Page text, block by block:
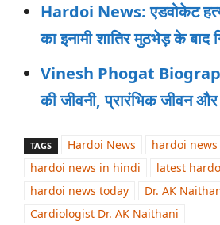
Hardoi News: एडवोकेट
का इनामी शातिर मुठभेड़ के बाद
Vinesh Phogat
की जीवनी, प्रारंभिक जीवन
TAGS Hardoi News
hardoi
hardoi news in hindi
latest
hardoi news today
Dr. AK
Cardiologist Dr. AK Naithani